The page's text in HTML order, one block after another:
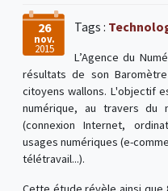
26
nov.
2015
Tags :
L’Agence du
résultats de son
citoyens wallons. L'objectif
numérique, au travers du
(connexion Internet,
usages numériques (e-
télétravail...).